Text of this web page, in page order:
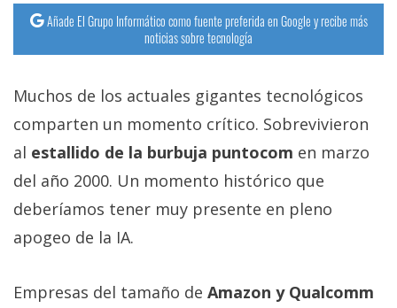
Añade El Grupo Informático como fuente preferida en Google y recibe más
noticias sobre tecnología
Muchos de los actuales gigantes tecnológicos
comparten un momento crítico. Sobrevivieron
al estallido de la burbuja puntocom en marzo
del año 2000. Un momento histórico que
deberíamos tener muy presente en pleno
apogeo de la IA.
Empresas del tamaño de Amazon y Qualcomm